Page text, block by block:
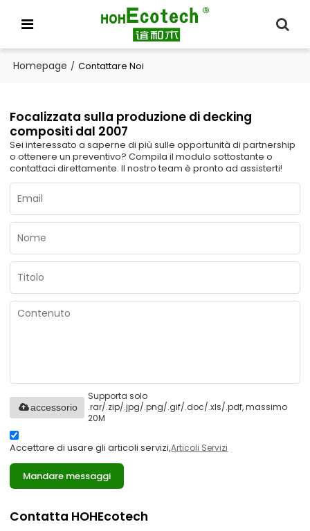
Homepage / Contattare Noi
Focalizzata sulla produzione di decking
compositi dal 2007
Sei interessato a saperne di più sulle opportunità di partnership
o ottenere un preventivo? Compila il modulo sottostante o
contattaci direttamente. Il nostro team è pronto ad assisterti!
Supporta solo
.rar/.zip/.jpg/.png/.gif/.doc/.xls/.pdf, massimo
20M
accessorio
Accettare di usare gli articoli servizi,Articoli Servizi
Mandare messaggi
Contatta HOHEcotech